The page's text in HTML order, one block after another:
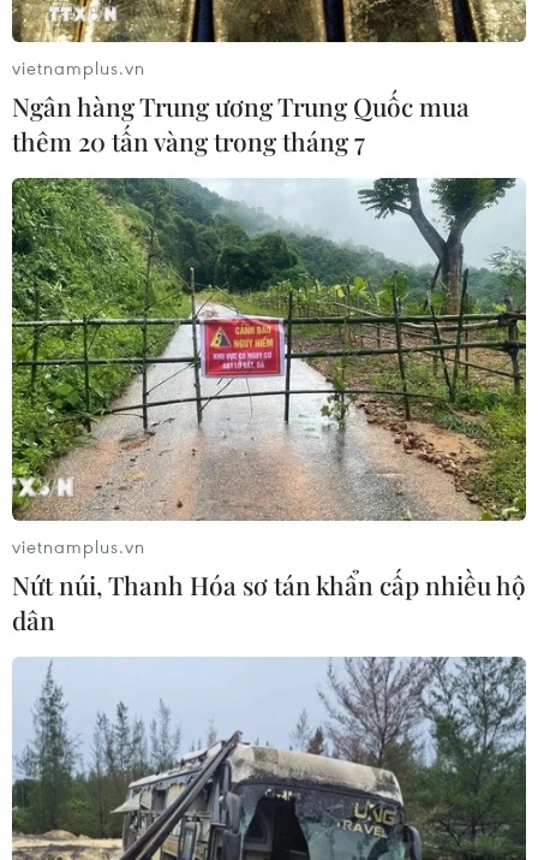
Đầu tư của Trung Quốc vào Đông Nam Á
không có gì đáng ngại
14/08/2020 07:38
Theo ASEANstats, từ 2012-2018, có khoảng từ 40% đến
68% vốn FDI của Trung Quốc chỉ đổ vào ba hoạt động
chính: bất động sản; tài chính-bảo hiểm; và bán buôn-
bán lẻ kiêm sửa chữa xe cộ.
vietnamplus.vn
Ngân hàng Trung ương Trung Quốc mua
thêm 20 tấn vàng trong tháng 7
vietnamplus.vn
Nứt núi, Thanh Hóa sơ tán khẩn cấp nhiều hộ
dân